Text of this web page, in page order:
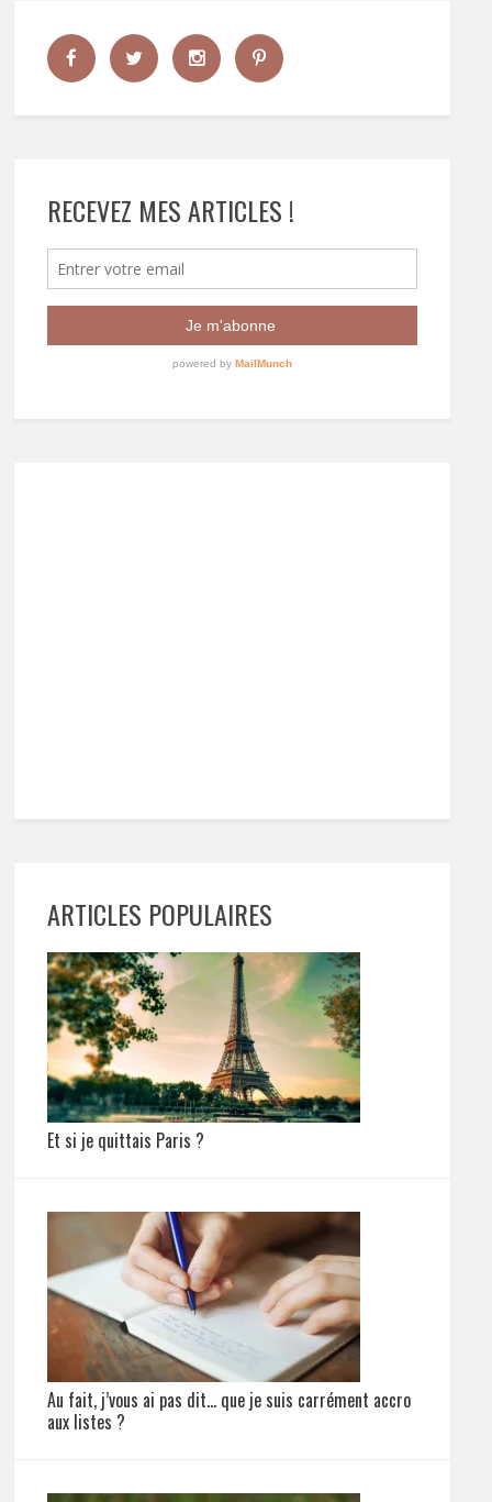
RECEVEZ MES ARTICLES !
ARTICLES POPULAIRES
Et si je quittais Paris ?
Au fait, j’vous ai pas dit… que je suis carrément accro
aux listes ?